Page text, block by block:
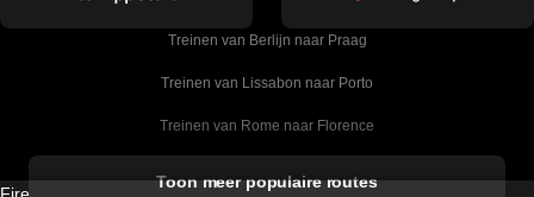
Treinen van Berlijn naar Praag
Treinen van Lissabon naar Porto
Treinen van Rome naar Florence
Toon meer populaire routes